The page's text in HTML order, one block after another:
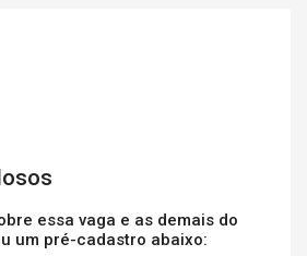
essa vaga e as demais do
um pré-cadastro abaixo: